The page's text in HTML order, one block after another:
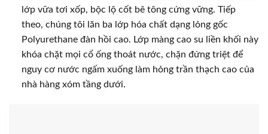
lớp vữa tơi xốp, bộc lộ cốt bê tông cứng vững. Tiếp
theo, chúng tôi lăn ba lớp hóa chất dạng lỏng gốc
Polyurethane đàn hồi cao. Lớp màng cao su liền khối này
khóa chặt mọi cổ ống thoát nước, chặn đứng triệt để
nguy cơ nước ngấm xuống làm hỏng trần thạch cao của
nhà hàng xóm tầng dưới.